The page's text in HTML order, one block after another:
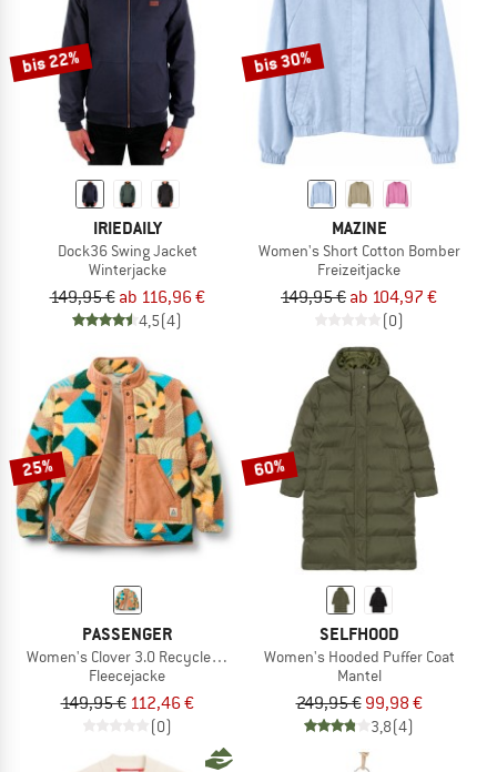
bis 22%
IRIEDAILY
Dock36 Swing Jacket
Winterjacke
149,95 € ab 116,96 €
4,5(4)
bis 30%
MAZINE
Women's Short Cotton Bomber
Freizeitjacke
149,95 € ab 104,97 €
(0)
25%
PASSENGER
Women's Clover 3.0 Recycled Sherpa Fleece
Fleecejacke
149,95 € 112,46 €
(0)
60%
SELFHOOD
Women's Hooded Puffer Coat
Mantel
249,95 € 99,98 €
3,8(4)